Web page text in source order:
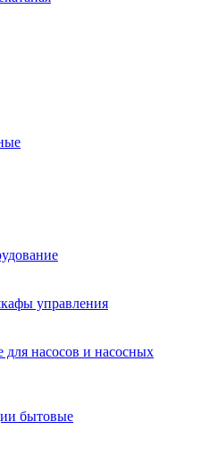
управления
насосов и насосных
бытовые